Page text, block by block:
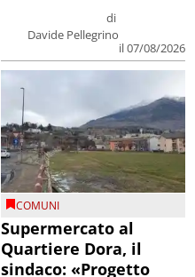
di
Davide Pellegrino
il 07/08/2026
COMUNI
Supermercato al
Quartiere Dora, il
sindaco: «Progetto